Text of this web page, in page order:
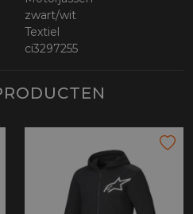
zwart/wit
Textiel
ci3297255